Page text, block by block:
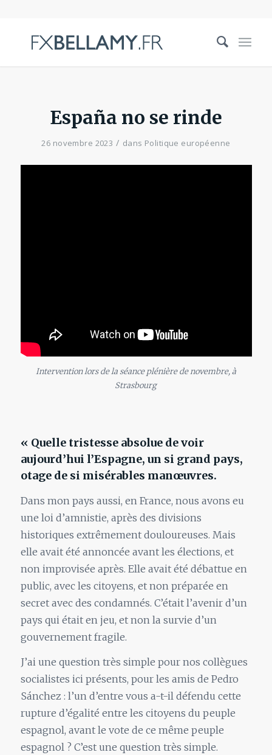
España no se rinde
26 novembre 2023 / dans Politique européenne
Intervention lors de la séance plénière de novembre, à
Strasbourg
« Quelle tristesse absolue de voir
aujourd’hui l’Espagne, un si grand pays,
otage de si misérables manœuvres.
Dans mon pays aussi, en France, nous avons eu
une loi d’amnistie, après des divisions
historiques extrêmement douloureuses. Mais
elle avait été annoncée avant les élections, et
non improvisée après. Elle avait été débattue en
public, avec les citoyens, et non préparée en
secret avec des condamnés. C’était l’avenir d’un
pays qui était en jeu, et non la survie d’un
gouvernement fragile.
J’ai une question très simple pour nos collègues
socialistes ici présents, pour les amis de Pedro
Sánchez : l’un d’entre vous a-t-il défendu cette
rupture d’égalité entre les citoyens du peuple
espagnol, avant le vote de ce même peuple
espagnol ? C’est une question très simple.